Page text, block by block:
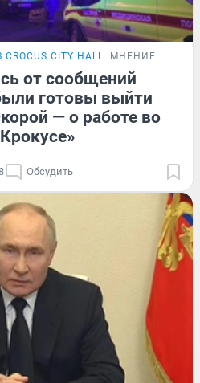
CITY HALL МНЕНИЕ
от сообщений
готовы выйти
— о работе во
Обсудить